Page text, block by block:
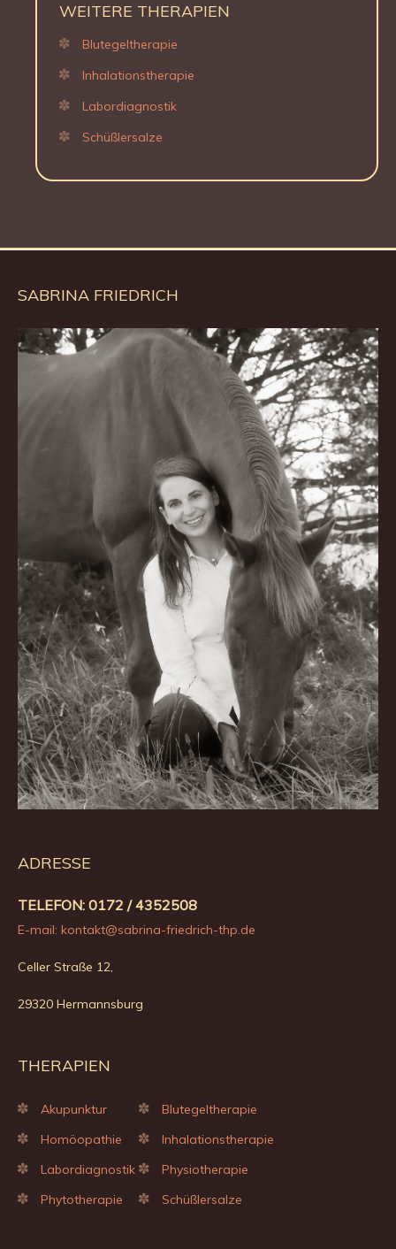
WEITERE THERAPIEN
Blutegeltherapie
Inhalationstherapie
Labordiagnostik
Schüßlersalze
SABRINA FRIEDRICH
ADRESSE
TELEFON: 0172 / 4352508
E-mail: kontakt@sabrina-friedrich-thp.de
Celler Straße 12,
29320 Hermannsburg
THERAPIEN
Akupunktur
Blutegeltherapie
Homöopathie
Inhalationstherapie
Labordiagnostik
Physiotherapie
Phytotherapie
Schüßlersalze